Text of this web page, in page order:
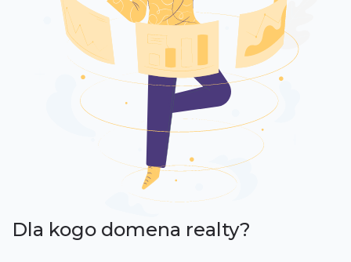
Dla kogo domena realty?